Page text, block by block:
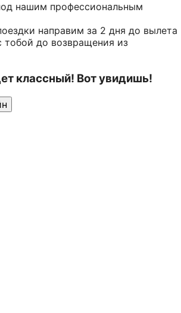
нашим профессиональным
направим за 2 дня до вылета
тобой до возвращения из
классный! Вот увидишь!